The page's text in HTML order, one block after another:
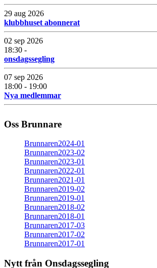
29 aug 2026
klubbhuset abonnerat
02 sep 2026
18:30 -
onsdagssegling
07 sep 2026
18:00 - 19:00
Nya medlemmar
Oss Brunnare
Brunnaren2024-01
Brunnaren2023-02
Brunnaren2023-01
Brunnaren2022-01
Brunnaren2021-01
Brunnaren2019-02
Brunnaren2019-01
Brunnaren2018-02
Brunnaren2018-01
Brunnaren2017-03
Brunnaren2017-02
Brunnaren2017-01
Nytt från Onsdagssegling